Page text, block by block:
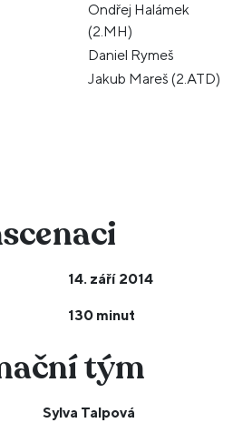
Ondřej Halámek
(2.MH)
Daniel Rymeš
Jakub Mareš (2.ATD)
14. září 2014
130 minut
tým
Sylva Talpová